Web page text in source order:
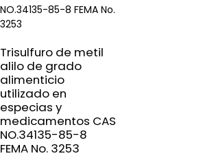
Trisulfuro de metil
alilo de grado
alimenticio
utilizado en
especias y
medicamentos CAS
NO.34135-85-8
FEMA No. 3253